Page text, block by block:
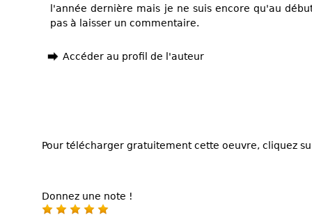
l'année dernière mais je ne suis encore qu'au
pas à laisser un commentaire.
Accéder au profil de l'auteur
Pour télécharger gratuitement cette oeuvre, cliquez
Donnez une note !